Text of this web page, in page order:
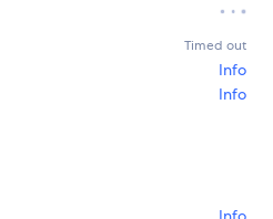
Timed out
Info
Info